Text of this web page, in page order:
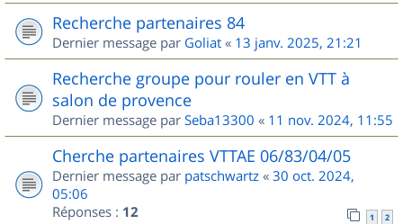
Recherche partenaires 84
Dernier message par Goliat « 13 janv. 2025, 21:21
Recherche groupe pour rouler en VTT à
salon de provence
Dernier message par Seba13300 « 11 nov. 2024, 11:55
Cherche partenaires VTTAE 06/83/04/05
Dernier message par patschwartz « 30 oct. 2024,
05:06
Réponses : 12 1 2